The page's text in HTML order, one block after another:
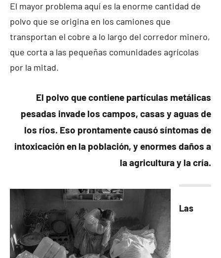
El mayor problema aquí es la enorme cantidad de
polvo que se origina en los camiones que
transportan el cobre a lo largo del corredor minero,
que corta a las pequeñas comunidades agrícolas
por la mitad.
El polvo que contiene partículas metálicas
pesadas invade los campos, casas y aguas de
los ríos. Eso prontamente causó síntomas de
intoxicación en la población, y enormes daños a
la agricultura y la cría.
Las